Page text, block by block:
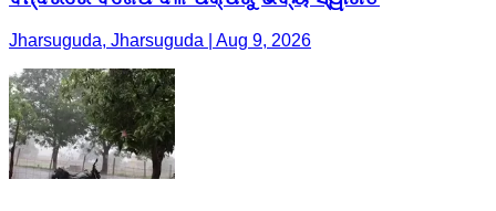
Jharsuguda, Jharsuguda | Aug 9, 2026